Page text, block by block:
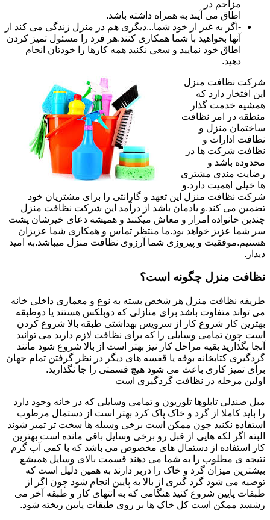
مزاحم در
اطاق می آیند به همراه داشته باشد.
-اگر به غیر از خود شما...دیگری هم در منزل زندگی می کند از
آنها بخواهید با شما همکاری کنند.هر فرد را مسئول تمیز کردن
اطاق خود نمایید و سعی نکنید همه کارها را خودتان انجام
دهید.
شرکت نظافت منزل
این افتخار دارد که
همشیه خدمت گذار
منطقه در امر نظافت
ساختمان منزل و
نظافت ادارات و
نظافت شرکت ها در
محدوده باشد و
رضایت مندی مشتری
ها خیلی اهمیت دارد.و
شرکت نظافت منزل این تعهد و گارانتی را برای مشتریان خود
تضمین می کند.و یادمان باشد از درآمد این شرکت نظافت منزل
چندین خانواده امرار و معاش میکنند و همیشه دعای خیرشان پشت
سر شما عزیز خواهد بود.ما منتظر تماس و همکاری شما عزیزان
هستیم.موفقیت و پیروزی شما آرزوی نظافت منزل میباشد.به امید
دیدار.
نظافت منزل چگونه است؟
طریقه نظافت منزل هر شخص بسته به نوع و معماری داخلی خانه
می تواند متفاوت باشد برای منازلی که دوبلکس هستند یا دوطبقه
بهترین کار شروع کار از سرویس بهداشتی طبقه بالا شروع کردن
است چون تمامی وسایلی را که برای نظافت لازم دارید می توانید
آنجا بگذارید بقیه مراحل کار نیز بهتر است از بالا شروع شود مانند
گردگیری کتابخانه بوفه یا قفسه های دیگر در نظر گرفتن تمام جهان
برای تمیز کاری باعث می شود هیچ قسمتی را جا نگذارید.
اولین مرحله در نظافت گردگیری است
مبل صندلی تابلوها تلوزیون و تمامی وسایلی که در خانه وجود دارد
را باید کاملا از گرد و خاک پاک کرد بهتر است از دستمال مرطوب
استفاده نکنید چون ممکن است برخی وسیله ها سخت تر تمیز شوند
البته اگر لکه هایی از قبل رو برخی وسایل باقی مانده است بهترین
کار استفاده از دستمال های مخصوص می باشد که با کمی آب گرم
نتیجه ی مطلوب را به شما می دهند قسمت بالای وسایل همیشع
بیشترین میزان گرد و خاک را دربر دارند به همین دلیل است که
توصیه می شود گرد گیری از بالا به پایین انجام شود چون اگر از
طبقات پایین شروع کنید هنگامی که به انتهای کار و طبقه آخر می
رشسد ممکن است کل خاک ها بر روی طبقات پایین ریخته شود.